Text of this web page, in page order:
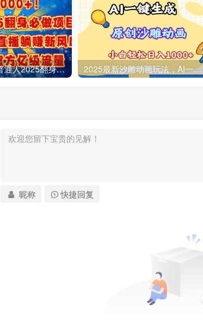
日赚6000+！普通人2025翻身必做项目，抖音Ai无人直播躺赚新风口，0门槛吃官方亿级流量 2025最新沙雕动画玩法，AI一键生成，条条原创 轻松破千万播放，单日变现1K+，小白看完就会
昵称 快捷回复